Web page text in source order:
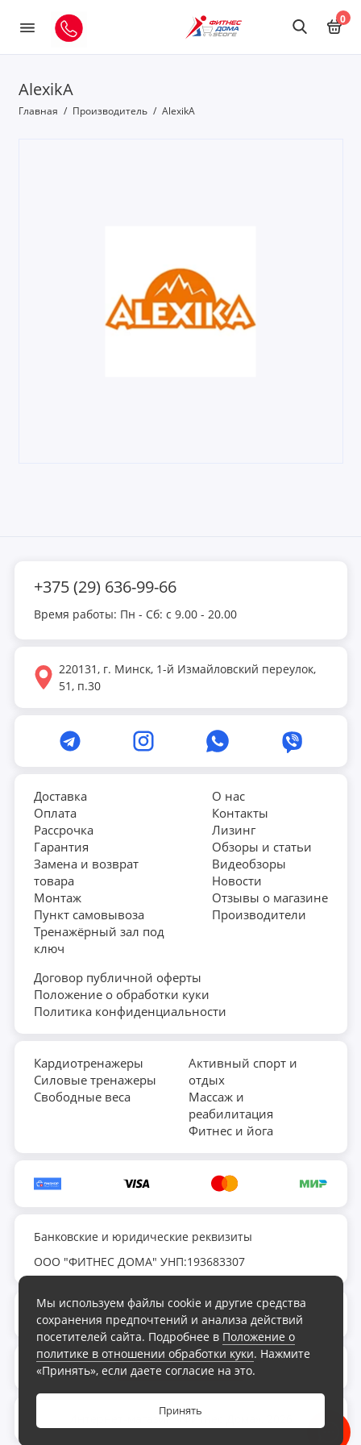
0
AlexikA
Главная Производитель AlexikA
Мы используем файлы cookie и другие средства
сохранения предпочтений и анализа действий
посетителей сайта. Подробнее в Положение о
политике в отношении обработки куки. Нажмите
«Принять», если даете согласие на это.
Принять
+375 (29) 636-99-66
Время работы: Пн - Сб: с 9.00 - 20.00
220131, г. Минск, 1-й Измайловский переулок,
51, п.30
Доставка
Оплата
Рассрочка
Гарантия
Замена и возврат
товара
Монтаж
Пункт самовывоза
Тренажёрный зал под
ключ
О нас
Контакты
Лизинг
Обзоры и статьи
Видеобзоры
Новости
Отзывы о магазине
Производители
Договор публичной оферты
Положение о обработки куки
Политика конфиденциальности
Кардиотренажеры
Силовые тренажеры
Свободные веса
Активный спорт и
отдых
Массаж и
реабилитация
Фитнес и йога
Банковские и юридические реквизиты
ООО "ФИТНЕС ДОМА" УНП:193683307
fds.by@yandex.ru
Обратный звонок
Интернет-магазин «Фитнес Дома», 2026